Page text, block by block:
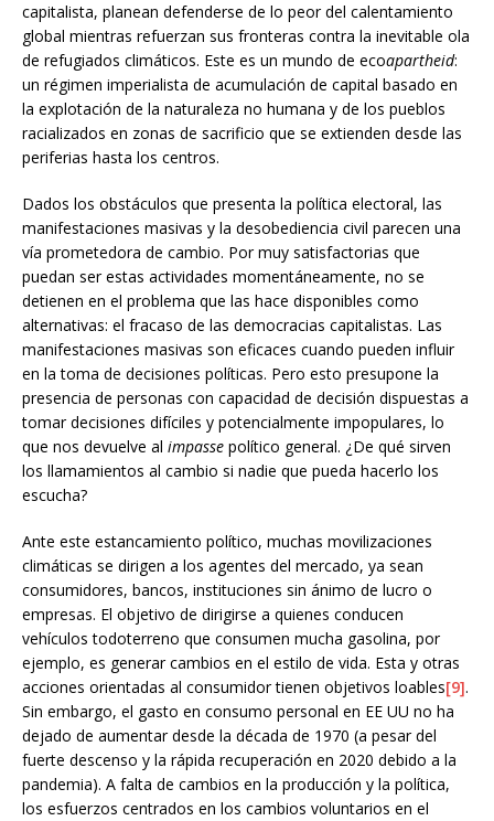
capitalista, planean defenderse de lo peor del calentamiento
global mientras refuerzan sus fronteras contra la inevitable ola
de refugiados climáticos. Este es un mundo de ecoapartheid:
un régimen imperialista de acumulación de capital basado en
la explotación de la naturaleza no humana y de los pueblos
racializados en zonas de sacrificio que se extienden desde las
periferias hasta los centros.
Dados los obstáculos que presenta la política electoral, las
manifestaciones masivas y la desobediencia civil parecen una
vía prometedora de cambio. Por muy satisfactorias que
puedan ser estas actividades momentáneamente, no se
detienen en el problema que las hace disponibles como
alternativas: el fracaso de las democracias capitalistas. Las
manifestaciones masivas son eficaces cuando pueden influir
en la toma de decisiones políticas. Pero esto presupone la
presencia de personas con capacidad de decisión dispuestas a
tomar decisiones difíciles y potencialmente impopulares, lo
que nos devuelve al impasse político general. ¿De qué sirven
los llamamientos al cambio si nadie que pueda hacerlo los
escucha?
Ante este estancamiento político, muchas movilizaciones
climáticas se dirigen a los agentes del mercado, ya sean
consumidores, bancos, instituciones sin ánimo de lucro o
empresas. El objetivo de dirigirse a quienes conducen
vehículos todoterreno que consumen mucha gasolina, por
ejemplo, es generar cambios en el estilo de vida. Esta y otras
acciones orientadas al consumidor tienen objetivos loables[9].
Sin embargo, el gasto en consumo personal en EE UU no ha
dejado de aumentar desde la década de 1970 (a pesar del
fuerte descenso y la rápida recuperación en 2020 debido a la
pandemia). A falta de cambios en la producción y la política,
los esfuerzos centrados en los cambios voluntarios en el